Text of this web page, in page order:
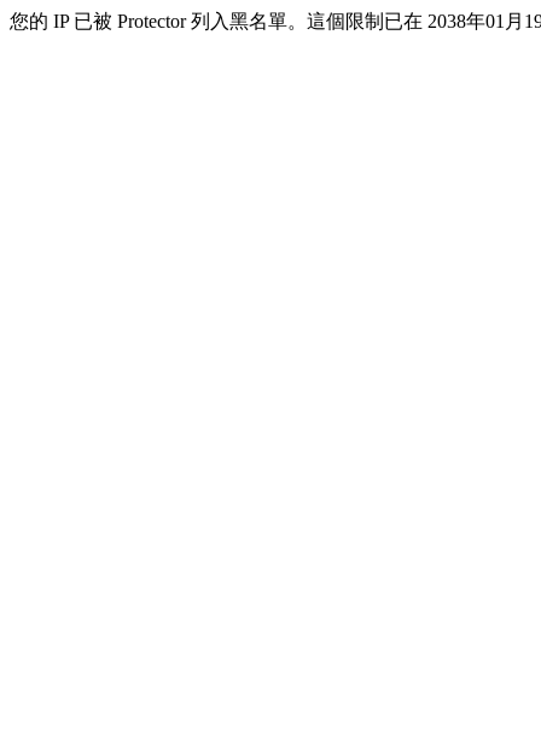
您的 IP 已被 Protector 列入黑名單。這個限制已在 2038年01月